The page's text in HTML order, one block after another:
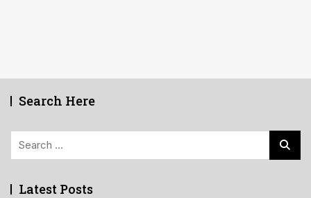
Search Here
Search
Latest Posts